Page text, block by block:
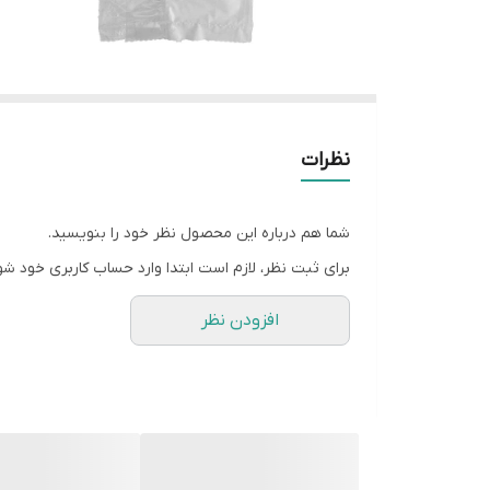
نظرات
شما هم درباره این محصول نظر خود را بنویسید.
برای ثبت نظر، لازم است ابتدا وارد حساب کاربری خود
افزودن نظر